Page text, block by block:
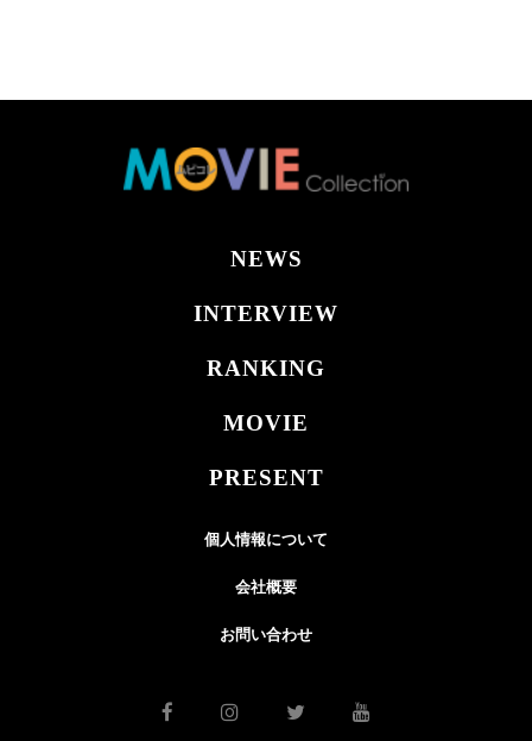
NEWS
INTERVIEW
RANKING
MOVIE
PRESENT
個人情報について
会社概要
お問い合わせ